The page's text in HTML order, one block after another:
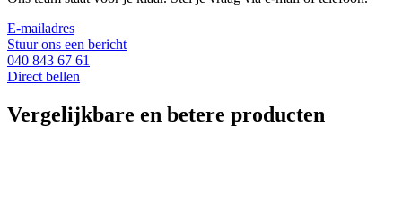
E-mailadres
Stuur ons een bericht
040 843 67 61
Direct bellen
Vergelijkbare en betere producten